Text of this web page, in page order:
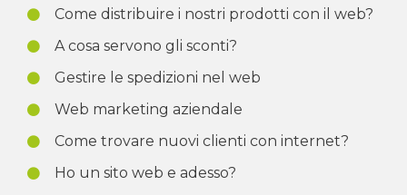
Come distribuire i nostri prodotti con il web?
A cosa servono gli sconti?
Gestire le spedizioni nel web
Web marketing aziendale
Come trovare nuovi clienti con internet?
Ho un sito web e adesso?